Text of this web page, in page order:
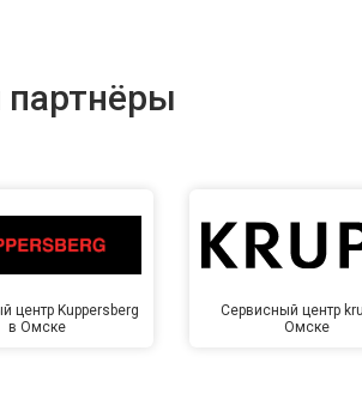
центр Kuppersberg
в Омске
Сервисный центр
Омске